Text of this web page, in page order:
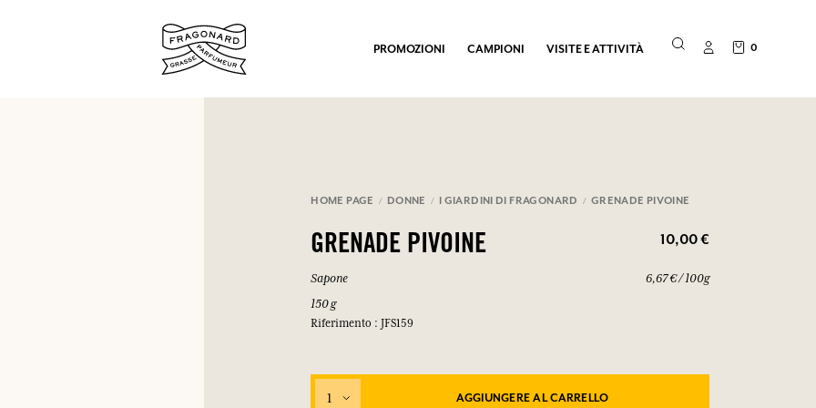
PROMOZIONI CAMPIONI VISITE E ATTIVITÀ 0
HOME PAGE DONNE I GIARDINI DI FRAGONARD GRENADE PIVOINE
GRENADE PIVOINE 10,00 €
Sapone
150 g
Riferimento : JFS159
6,67 € / 100g
1 AGGIUNGERE AL CARRELLO